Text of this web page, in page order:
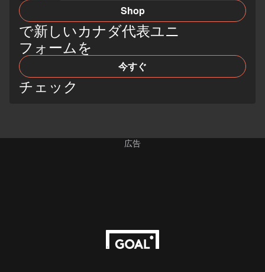
Shop
で新しいカナダ代表ユニ
フォームを
今すぐ
チェック
広告